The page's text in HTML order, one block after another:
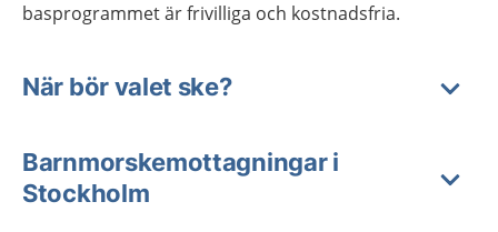
basprogrammet är frivilliga och kostnadsfria.
När bör valet ske?
Barnmorskemottagningar i
Stockholm